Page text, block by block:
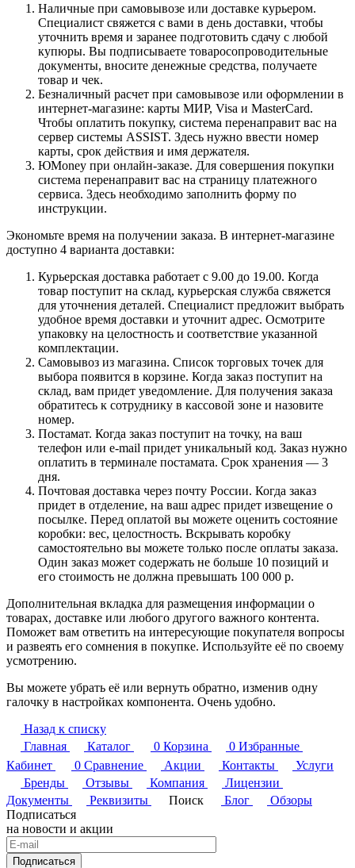
Наличные при самовывозе или доставке курьером.
Специалист свяжется с вами в день доставки, чтобы
уточнить время и заранее подготовить сдачу с любой
купюры. Вы подписываете товаросопроводительные
документы, вносите денежные средства, получаете
товар и чек.
Безналичный расчет при самовывозе или оформлении в
интернет-магазине: карты МИР, Visa и MasterCard.
Чтобы оплатить покупку, система перенаправит вас на
сервер системы ASSIST. Здесь нужно ввести номер
карты, срок действия и имя держателя.
ЮMoney при онлайн-заказе. Для совершения покупки
система перенаправит вас на страницу платежного
сервиса. Здесь необходимо заполнить форму по
инструкции.
Экономьте время на получении заказа. В интернет-магазине
доступно 4 варианта доставки:
Курьерская доставка работает с 9.00 до 19.00. Когда
товар поступит на склад, курьерская служба свяжется
для уточнения деталей. Специалист предложит выбрать
удобное время доставки и уточнит адрес. Осмотрите
упаковку на целостность и соответствие указанной
комплектации.
Самовывоз из магазина. Список торговых точек для
выбора появится в корзине. Когда заказ поступит на
склад, вам придет уведомление. Для получения заказа
обратитесь к сотруднику в кассовой зоне и назовите
номер.
Постамат. Когда заказ поступит на точку, на ваш
телефон или e-mail придет уникальный код. Заказ нужно
оплатить в терминале постамата. Срок хранения — 3
дня.
Почтовая доставка через почту России. Когда заказ
придет в отделение, на ваш адрес придет извещение о
посылке. Перед оплатой вы можете оценить состояние
коробки: вес, целостность. Вскрывать коробку
самостоятельно вы можете только после оплаты заказа.
Один заказ может содержать не больше 10 позиций и
его стоимость не должна превышать 100 000 р.
Дополнительная вкладка для размещения информации о
товарах, доставке или любого другого важного контента.
Поможет вам ответить на интересующие покупателя вопросы
и развеять его сомнения в покупке. Используйте её по своему
усмотрению.
Вы можете убрать её или вернуть обратно, изменив одну
галочку в настройках компонента. Очень удобно.
Назад к списку
Главная
Каталог 0 Корзина 0 Избранные
Кабинет
0 Сравнение Акции Контакты
Услуги
Бренды
Отзывы Компания
Лицензии
Документы
Реквизиты Поиск Блог
Обзоры
Подписаться
на новости и акции
Подписаться